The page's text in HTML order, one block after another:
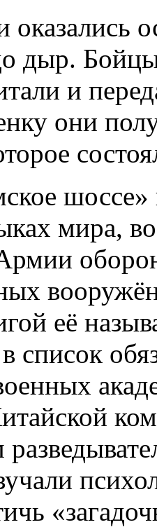
оказались
дыр.
и
они
мира,
её
список